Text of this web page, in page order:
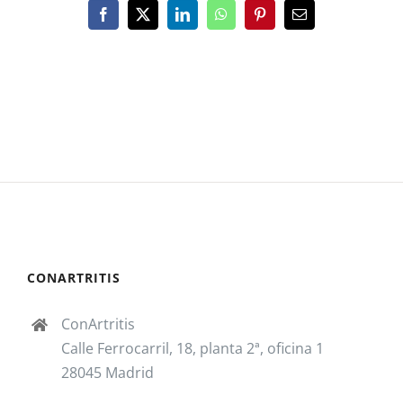
Facebook
X LinkedInWhatsAppPinterestCorreo
CONARTRITIS
ConArtritis
Calle Ferrocarril, 18, planta 2ª, oficina 1
28045 Madrid